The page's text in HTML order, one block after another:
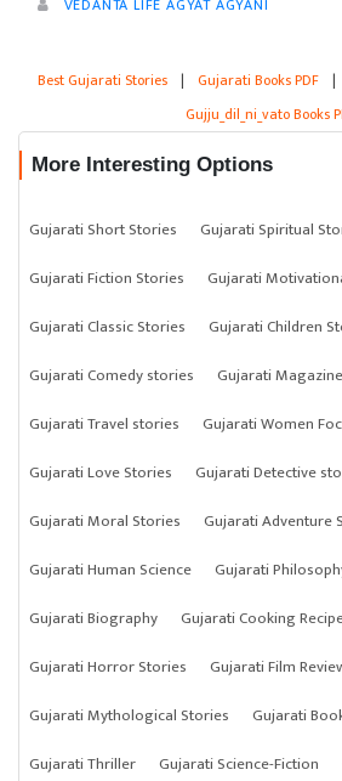
VEDANTA LIFE AGYAT AGYANI
Best Gujarati Stories | Gujarati Books PDF |
Gujju_dil_ni_vato Books
More Interesting Options
Gujarati Short Stories
Gujarati Spiritual
Gujarati Fiction Stories
Gujarati
Gujarati Classic Stories
Gujarati Children
Gujarati Comedy stories
Gujarati Magazine
Gujarati Travel stories
Gujarati Women
Gujarati Love Stories
Gujarati Detective
Gujarati Moral Stories
Gujarati Adventure
Gujarati Human Science
Gujarati
Gujarati Biography
Gujarati Cooking
Gujarati Horror Stories
Gujarati Film
Gujarati Mythological Stories
Gujarati
Gujarati Thriller
Gujarati Science-Fiction